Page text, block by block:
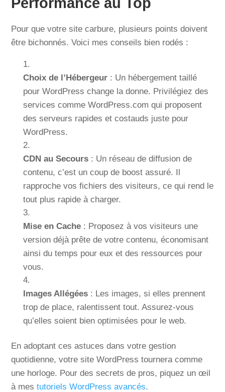
Pour que votre site carbure, plusieurs points doivent
être bichonnés. Voici mes conseils bien rodés :
Choix de l’Hébergeur : Un hébergement taillé
pour WordPress change la donne. Privilégiez des
services comme WordPress.com qui proposent
des serveurs rapides et costauds juste pour
WordPress.
CDN au Secours : Un réseau de diffusion de
contenu, c’est un coup de boost assuré. Il
rapproche vos fichiers des visiteurs, ce qui rend le
tout plus rapide à charger.
Mise en Cache : Proposez à vos visiteurs une
version déjà prête de votre contenu, économisant
ainsi du temps pour eux et des ressources pour
vous.
Images Allégées : Les images, si elles prennent
trop de place, ralentissent tout. Assurez-vous
qu’elles soient bien optimisées pour le web.
En adoptant ces astuces dans votre gestion
quotidienne, votre site WordPress tournera comme
une horloge. Pour des secrets de pros, piquez un œil
à mestutoriels WordPress avancés.